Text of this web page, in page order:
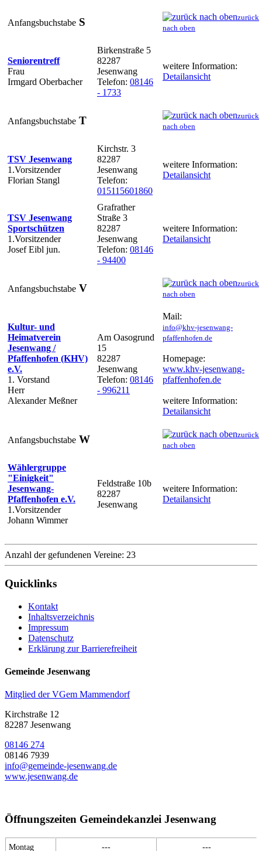
Anfangsbuchstabe S
zurück
nach oben
Seniorentreff
Frau
Irmgard Oberbacher
Birkenstraße 5
82287
Jesenwang
Telefon: 08146
- 1733
weitere Information:
Detailansicht
Anfangsbuchstabe T
zurück
nach oben
TSV Jesenwang
1.Vorsitzender
Florian Stangl
Kirchstr. 3
82287
Jesenwang
Telefon:
015115601860
weitere Information:
Detailansicht
TSV Jesenwang
Sportschützen
1.Vorsitzender
Josef Eibl jun.
Grafrather
Straße 3
82287
Jesenwang
Telefon: 08146
- 94400
weitere Information:
Detailansicht
Anfangsbuchstabe V
zurück
nach oben
Kultur- und
Heimatverein
Jesenwang /
Pfaffenhofen (KHV)
e.V.
1. Vorstand
Herr
Alexander Meßner
Am Oasogrund
15
82287
Jesenwang
Telefon: 08146
- 996211
Mail:
info@khv-jesenwang-
pfaffenhofen.de
Homepage:
www.khv-jesenwang-
pfaffenhofen.de
weitere Information:
Detailansicht
Anfangsbuchstabe W
zurück
nach oben
Wählergruppe
"Einigkeit"
Jesenwang-
Pfaffenhofen e.V.
1.Vorsitzender
Johann Wimmer
Feldstraße 10b
82287
Jesenwang
weitere Information:
Detailansicht
Anzahl der gefundenen Vereine: 23
Quicklinks
Kontakt
Inhaltsverzeichnis
Impressum
Datenschutz
Erklärung zur Barrierefreiheit
Gemeinde Jesenwang
Mitglied der VGem Mammendorf
Kirchstraße 12
82287 Jesenwang
08146 274
08146 7939
info@gemeinde-jesenwang.de
www.jesenwang.de
Öffnungszeiten Gemeindekanzlei Jesenwang
Montag --- ---